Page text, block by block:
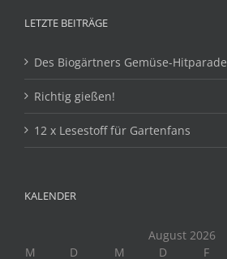
LETZTE BEITRÄGE
Des Biogärtners Gemüse-Hitparade
Richtig gießen!
12 x Lesestoff für Gartenfans
KALENDER
August 2026
M
D M D F